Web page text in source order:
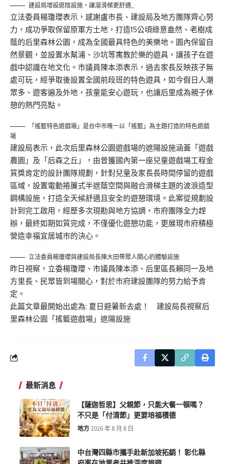
建設局增設遮陰設施，讓溜滑梯更舒適_
立法委員楊瓊瓔表示，感謝盧市長、建設局及地方團隊齊心努
力，成功爭取保留原軍方土地，打造15公頃綠意盎然、老樹成
蔭的后里森林公園，成為全國最具特色的美樂地。園內保留自
然景觀，並設置水幫浦、沙坑等寓教於樂的遊具，讓孩子在遊
戲中認識在地文化。市議員陳本添表示，過去家長反映孩子無
處可玩，經爭取後設置全國前段班的特色遊具，如今假日人潮
眾多、遊客遍及外地，孩童能安心遊玩，也讓后里成為親子休
憩的熱門亮點。
「搖籃特色遊戲場」是台中市唯一以「搖籃」為主題打造的特色遊戲
場
建設局表示，此次后里森林公園遊戲場的遮陽設施涵蓋「遊戲
農園」及「后森之丘」，由曾獲國內第一座兒童遊戲場工程金
質獎肯定的設計團隊規劃，針對兒童及家長長時間停留的遊戲
區域，設置電動捲簾式半遮蔭空間與融合滑梯主題的波浪造型
鋼構設施，打造全天候舒適且安全的遊憩環境。此案從規劃設
計到完工啟用，經歷多次現勘與地方協調，市府團隊全力趕
辦，最終如期如質完成，不僅優化遊憩功能，更展現市府積極
營造幸福宜居城市的決心。
立法委員楊瓊瓔與建設局長陳大田帶眾人開心的體驗設施
昨日視察，立委楊瓊瓔、市議員陳本添、后里區長賴同一及地
方里長、民眾皆到場關心，對於市府建設團隊的努力給予肯
定。
此篇文章最開始出處為: 夏日避暑新去處！ 建設局長視察后
里森林公園「搖籃遊戲場」遮陽設施
最新消息
【薩迦哲思】父親節，只能大餐一頓嗎？
不只是「付清節」更要培福積德
地方 2026 年 8 月 8 日
中台灣四縣市攜手赴新加坡拓銷！ 彰化縣